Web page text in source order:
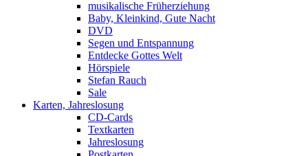
musikalische Früherziehung
Baby, Kleinkind, Gute Nacht
DVD
Segen und Entspannung
Entdecke Gottes Welt
Hörspiele
Stefan Rauch
Sale
Karten, Jahreslosung
CD-Cards
Textkarten
Jahreslosung